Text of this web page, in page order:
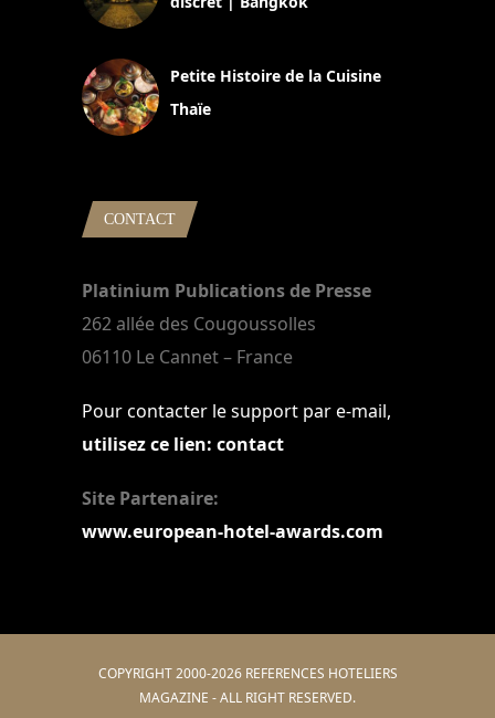
Petite Histoire de la Cuisine
Thaïe
CONTACT
Platinium Publications de Presse
262 allée des Cougoussolles
06110 Le Cannet – France
Pour contacter le support par e-mail,
utilisez ce lien: contact
Site Partenaire:
www.european-hotel-awards.com
COPYRIGHT 2000-2026 REFERENCES HOTELIERS
MAGAZINE - ALL RIGHT RESERVED.